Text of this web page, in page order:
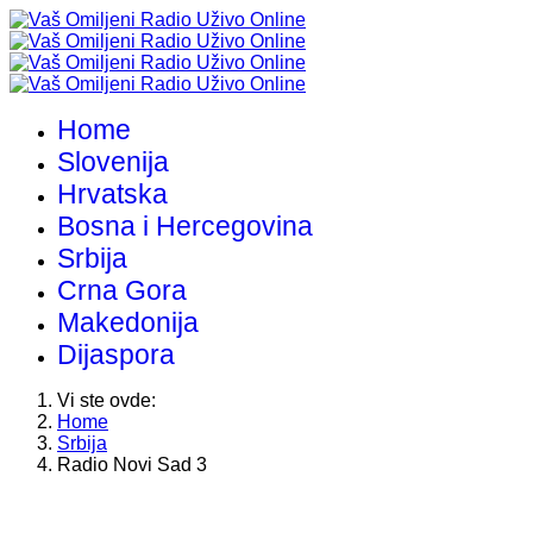
Home
Slovenija
Hrvatska
Bosna i Hercegovina
Srbija
Crna Gora
Makedonija
Dijaspora
Vi ste ovde:
Home
Srbija
Radio Novi Sad 3